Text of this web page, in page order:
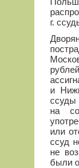
г.
и
ссуды
на
или
ссуд
не
были